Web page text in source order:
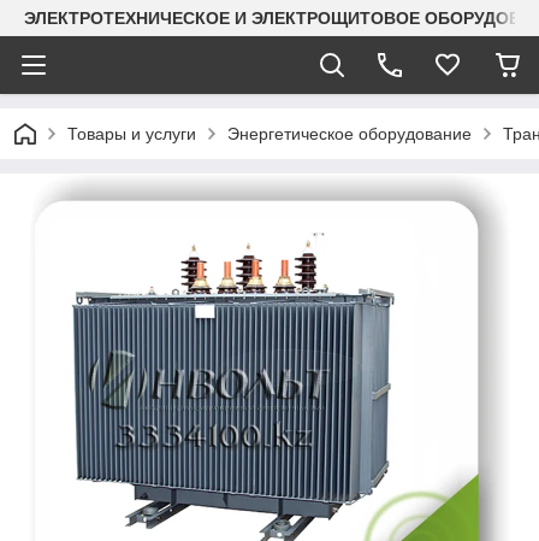
ЭЛЕКТРОТЕХНИЧЕСКОЕ И ЭЛЕКТРОЩИТОВОЕ
Товары и услуги Энергетическое оборудование